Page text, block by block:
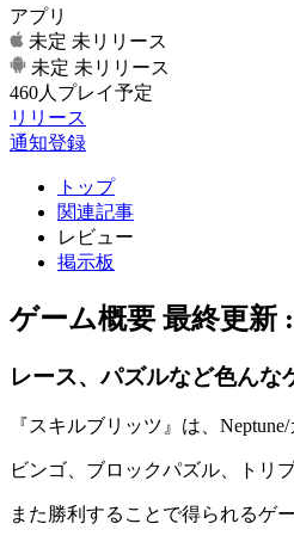
アプリ
未定 未リリース
未定 未リリース
460人プレイ予定
リリース
通知登録
トップ
関連記事
レビュー
掲示板
ゲーム概要 最終更新 :
レース、パズルなど色んな
『スキルブリッツ』は、
ビンゴ、ブロックパズル、トリ
また勝利することで得られるゲ